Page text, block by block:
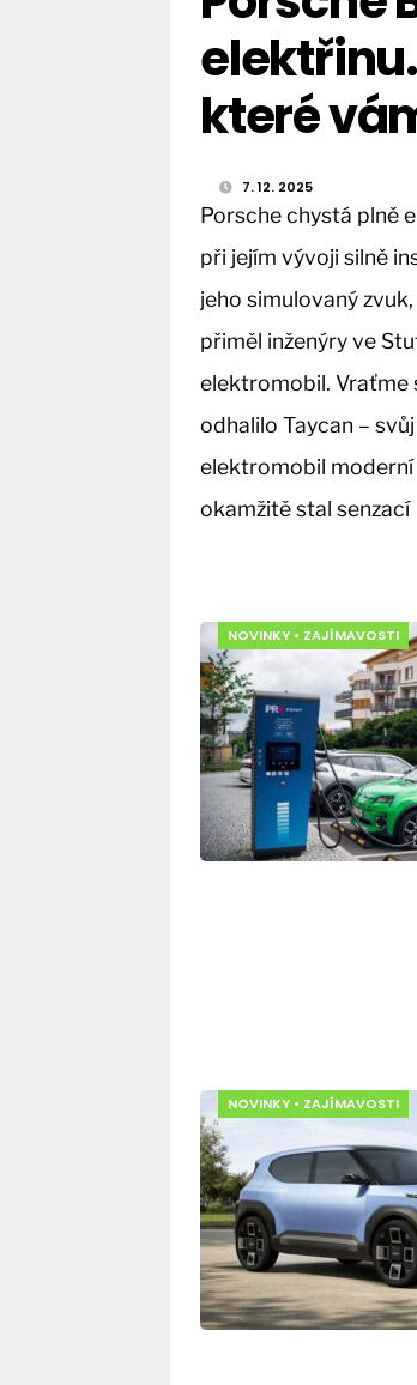
které
7. 12. 2025
Porsche chystá plně
při jejím vývoji silně
jeho simulovaný
přiměl inženýry ve
elektromobil. Vraťme
odhalilo Taycan –
elektromobil moderní
okamžitě stal senzací
NOVINKY • ZAJÍMAVOSTI
NOVINKY • ZAJÍMAVOSTI